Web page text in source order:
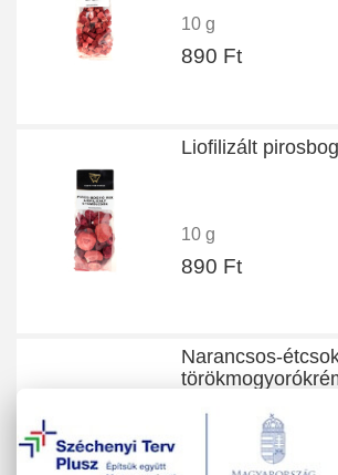
10 g
890 Ft
Liofilizált
10 g
890 Ft
Narancsos-